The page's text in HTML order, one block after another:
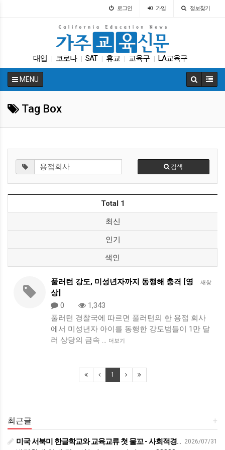
로그인 가입 정보찾기
대입 코로나 SAT 휴교 교육구 LA교육구
| 매그닛 스쿨 트럼프 에세이 가주교육부
MENU
Tag Box
검색
Total 1
최신
인기
색인
새창
풀러턴 강도, 미성년자까지 동행해 충격 [영
상]
0
1,343
풀러턴 경찰국에 따르면 풀러턴의 한 용접 회사
에서 미성년자 아이를 동행한 강도범들이 1만 달
러 상당의 금속 … 더보기
1
+
최근글
2026/07/31
미국 서북미 한글학교와 교육교류 첫 물꼬 - 사회적경제뉴스